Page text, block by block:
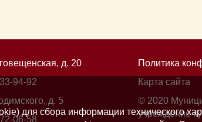
для сбора информации технического
д. 20
94-92
д. 5
06-58
Политика
Карта сайта
© 2020
учреждение